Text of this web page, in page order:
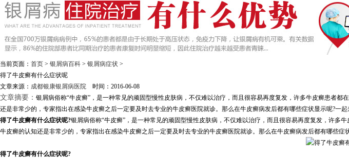
当前页面： 首页 > 银屑病百科 > 银屑病症状 >
得了牛皮癣有什么症状呢
文章来源： 成都银康银屑病医院 时间：2016-06-08
文章摘要： 银屑病俗称“牛皮癣”，是一种常见的顽固型慢性皮肤病，不仅难以治疗，而且很容易再度复发，许多牛皮癣患者
还是非常少的，专家指出在感染牛皮癣之后一定要及时去专业的牛皮癣医院就诊。那么在牛皮癣病发后都有哪些症状显示呢?一
得了牛皮癣有什么症状呢?银屑病俗称“牛皮癣”，是一种常见的顽固型慢性皮肤病，不仅难以治疗，而且很容易再度复发，许多牛
牛皮癣的认知还是非常少的，专家指出在感染牛皮癣之后一定要及时去专业的牛皮癣医院就诊。那么在牛皮癣病发后都有哪些症
得了牛皮癣有什么症状呢?